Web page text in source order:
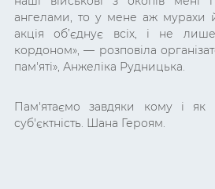
ангелами, то у мене аж мурахи
акція об’єднує всіх, і не
кордоном»,— розповіла
пам'яті», Анжеліка Рудницька.
Пам'ятаємо завдяки кому і як
суб'єктність. Шана Героям.